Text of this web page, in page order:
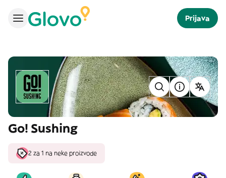
Prijava
Go! Sushing
2 za 1 na neke proizvode